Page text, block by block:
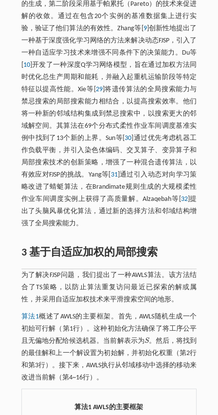
的生成，第二阶段采用基于帕累托（Pareto）的技术来促进
解的收敛。通过在包含20个实例的基准数据集上进行实
验，验证了他们算法的有效性。Zhang等[ 9]创新性地提出了
一种基于深度强化学习网络的方法来解决动态FJSP，引入了
一种自适应学习技术来增强不同条件下的决策能力。Du等
10]开发了一种深度Q学习网络模型，旨在通过加权方法同
时优化总生产周期和能耗，并融入起重机运输阶段等特定
特征以提高性能。Xie等[ 29]将遗传算法的全局搜索能力与
禁忌搜索的局部搜索能力相结合，以提高搜索效率。他们
将一种新的邻域结构集成到禁忌搜索中，以搜索更大的邻
域解空间。其算法在69个分布式柔性作业车间调度基准实
例中找到了13个新的上界。Sun等[ 30 ]通过优先考虑机器工
作负载平衡，并引入染色体编码、交叉算子、变异算子和
局部搜索技术的创新策略，增强了一种混合遗传算法，以
有效应对FJSP的挑战。Yang等[ 31]通过引入动态对向学习策
略改进了蜻蜓算法，在Brandimate规则生成的大规模柔性
作业车间调度实例上获得了高质量解。Alzaqebah等[ 32]提
出了头脑风暴优化算法，通过新的选择方法和邻域结构增
强了全局搜索能力。
3 基于自适应加权的局部搜索
为了解决FJSP问题，我们提出了一种AWLS算法。该方法结
合了TS策略，以防止算法重复访问最近已探索的解或属
性，并采用自适应加权技术来平滑搜索空间的地形。
算法1概述了AWLS的主要框架。首先，AWLS随机生成一个
初始可行解（第1行）。这种初始化方法确保了将工序公平
且无偏地分配给候选机器。当前解表示为S
S 。然后，将找到
的最佳解和上一个解设置为初始解，并初始化权重（第2行
和第3行）。接下来，AWLS执行从邻域移动中选择的移动来
改进当前解（第4~16行）。
算法1 AWLS的主要框架